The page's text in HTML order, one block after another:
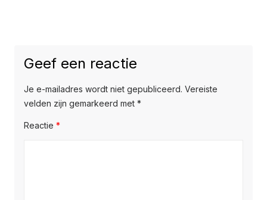
Geef een reactie
Je e-mailadres wordt niet gepubliceerd. Vereiste
velden zijn gemarkeerd met *
Reactie *